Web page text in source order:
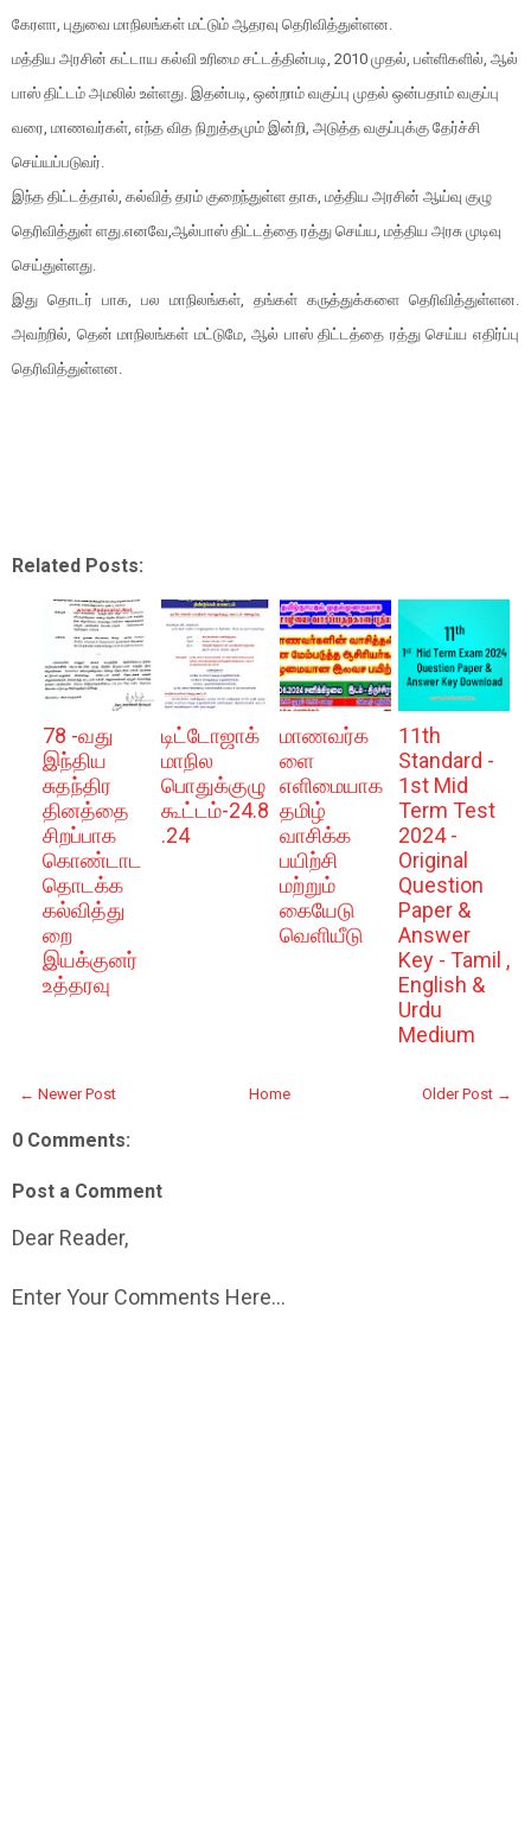
கேரளா, புதுவை மாநிலங்கள் மட்டும் ஆதரவு தெரிவித்துள்ளன.
மத்திய அரசின் கட்டாய கல்வி உரிமை சட்டத்தின்படி, 2010 முதல், பள்ளிகளில், ஆல்
பாஸ் திட்டம் அமலில் உள்ளது. இதன்படி, ஒன்றாம் வகுப்பு முதல் ஒன்பதாம் வகுப்பு
வரை, மாணவர்கள், எந்த வித நிறுத்தமும் இன்றி, அடுத்த வகுப்புக்கு தேர்ச்சி
செய்யப்படுவர்.
இந்த திட்டத்தால், கல்வித் தரம் குறைந்துள்ள தாக, மத்திய அரசின் ஆய்வு குழு
தெரிவித்துள் ளது.எனவே,ஆல்பாஸ் திட்டத்தை ரத்து செய்ய, மத்திய அரசு முடிவு
செய்துள்ளது.
இது தொடர் பாக, பல மாநிலங்கள், தங்கள் கருத்துக்களை தெரிவித்துள்ளன.
அவற்றில், தென் மாநிலங்கள் மட்டுமே, ஆல் பாஸ் திட்டத்தை ரத்து செய்ய எதிர்ப்பு
தெரிவித்துள்ளன.
Related Posts:
78 -வது
இந்திய
சுதந்திர
தினத்தை
சிறப்பாக
கொண்டாட
தொடக்க
கல்வித்து
றை
இயக்குனர்
உத்தரவு
டிட்டோஜாக்
மாநில
பொதுக்குழு
கூட்டம்-24.8
.24
மாணவர்க
ளை
எளிமையாக
தமிழ்
வாசிக்க
பயிற்சி
மற்றும்
கையேடு
வெளியீடு
11th
Standard -
1st Mid
Term Test
2024 -
Original
Question
Paper &
Answer
Key - Tamil ,
English &
Urdu
Medium
← Newer Post Older Post →
Home
0 Comments:
Post a Comment
Dear Reader,
Enter Your Comments Here...